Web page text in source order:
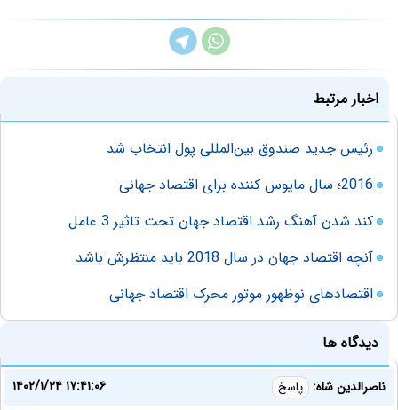
اخبار مرتبط
رئیس جدید صندوق بین‌المللی پول انتخاب شد
2016؛ سال مایوس کننده برای اقتصاد جهانی
کند شدن آهنگ رشد اقتصاد جهان تحت تاثیر 3 عامل
آنچه اقتصاد جهان در سال 2018 باید منتظرش باشد
اقتصادهای نوظهور موتور محرک اقتصاد جهانی
دیدگاه ها
ناصرالدین شاه: پاسخ
۱۴۰۲/۱/۲۴ ۱۷:۴۱:۰۶